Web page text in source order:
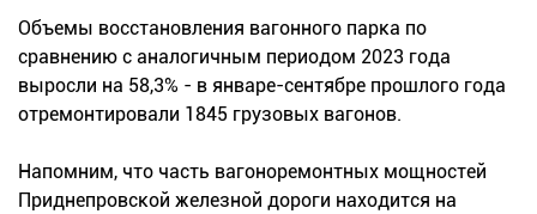
Объемы восстановления вагонного парка по
сравнению с аналогичным периодом 2023 года
выросли на 58,3% - в январе-сентябре прошлого года
отремонтировали 1845 грузовых вагонов.
Напомним, что часть вагоноремонтных мощностей
Приднепровской железной дороги находится на